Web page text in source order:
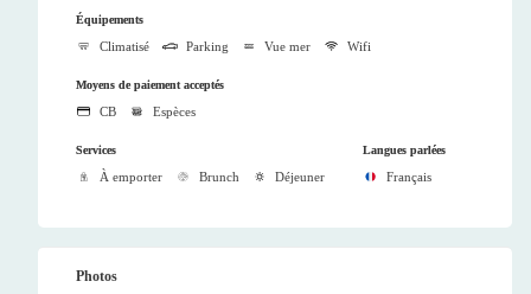
Équipements
Climatisé Parking Vue mer Wifi
Moyens de paiement acceptés
CB Espèces
Services
À emporter Brunch Déjeuner
Langues parlées
Français
Photos